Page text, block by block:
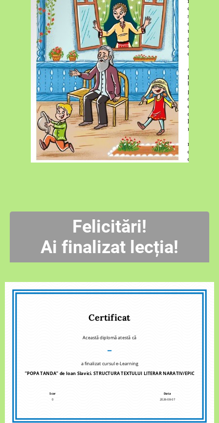
Felicitări!
Ai finalizat lecția!
Certificat
Această diplomă atestă că
–
a finalizat cursul e-Learning
”POPA TANDA” de Ioan Slavici. STRUCTURA TEXTULUI LITERAR NARATIV/EPIC
Scor
0
Data
2026-08-07